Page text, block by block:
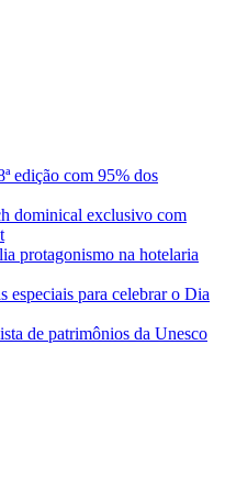
edição com 95% dos
dominical exclusivo com
protagonismo na hotelaria
especiais para celebrar o Dia
de patrimônios da Unesco